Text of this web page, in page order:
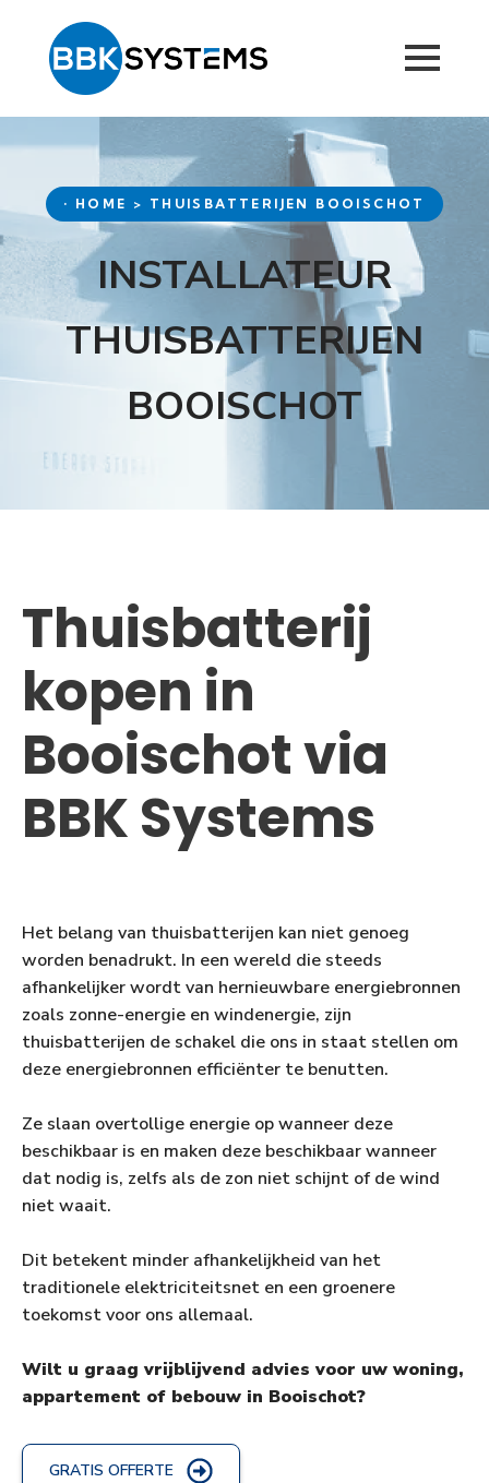
• HOME > THUISBATTERIJEN BOOISCHOT
INSTALLATEUR
THUISBATTERIJEN
BOOISCHOT
Thuisbatterij
kopen in
Booischot via
BBK Systems
Het belang van thuisbatterijen kan niet genoeg
worden benadrukt. In een wereld die steeds
afhankelijker wordt van hernieuwbare energiebronnen
zoals zonne-energie en windenergie, zijn
thuisbatterijen de schakel die ons in staat stellen om
deze energiebronnen efficiënter te benutten.
Ze slaan overtollige energie op wanneer deze
beschikbaar is en maken deze beschikbaar wanneer
dat nodig is, zelfs als de zon niet schijnt of de wind
niet waait.
Dit betekent minder afhankelijkheid van het
traditionele elektriciteitsnet en een groenere
toekomst voor ons allemaal.
Wilt u graag vrijblijvend advies voor uw woning,
appartement of bebouw in Booischot?
GRATIS OFFERTE